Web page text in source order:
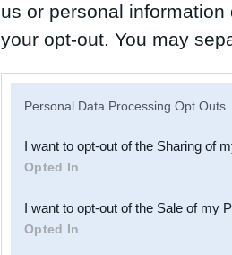
us or personal
your opt-out. You may
Downstream Participants
third parties.
Personal Data Processing Opt Outs
I want to opt-out of the Sharing of
Opted In
I want to opt-out of the Sale of my
Opted In